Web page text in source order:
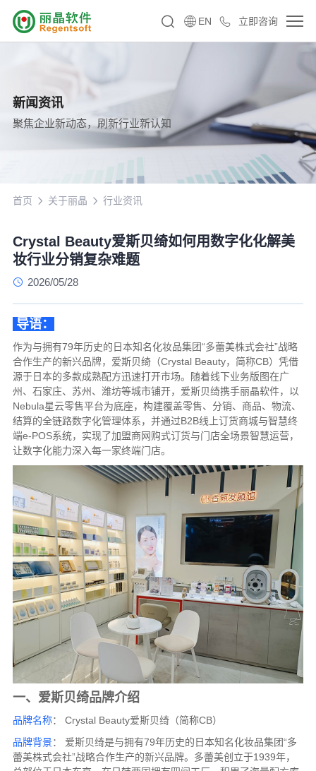
立即咨询
EN
新闻资讯
聚焦企业新动态，刷新行业新认知
首页 关于丽晶 行业资讯
Crystal Beauty爱斯贝绮如何用数字化化解美
妆行业分销复杂难题
2026/05/28
导语：
作为与拥有79年历史的日本知名化妆品集团“多蕾美株式会社”战略
合作生产的新兴品牌，爱斯贝绮（Crystal Beauty，简称CB）凭借
源于日本的多款成熟配方迅速打开市场。随着线下业务版图在广
州、石家庄、苏州、潍坊等城市铺开，爱斯贝绮携手丽晶软件，以
Nebula星云零售平台为底座，构建覆盖零售、分销、商品、物流、
结算的全链路数字化管理体系，并通过B2B线上订货商城与智慧终
端e-POS系统，实现了加盟商网购式订货与门店全场景智慧运营，
让数字化能力深入每一家终端门店。
一、爱斯贝绮品牌介绍
品牌名称： Crystal Beauty爱斯贝绮（简称CB）
品牌背景： 爱斯贝绮是与拥有79年历史的日本知名化妆品集团“多
蕾美株式会社”战略合作生产的新兴品牌。多蕾美创立于1939年，